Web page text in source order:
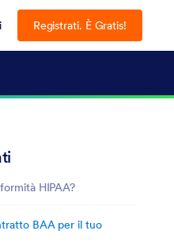
Registrati. È Gratis!
HIPAA?
BAA per il tuo